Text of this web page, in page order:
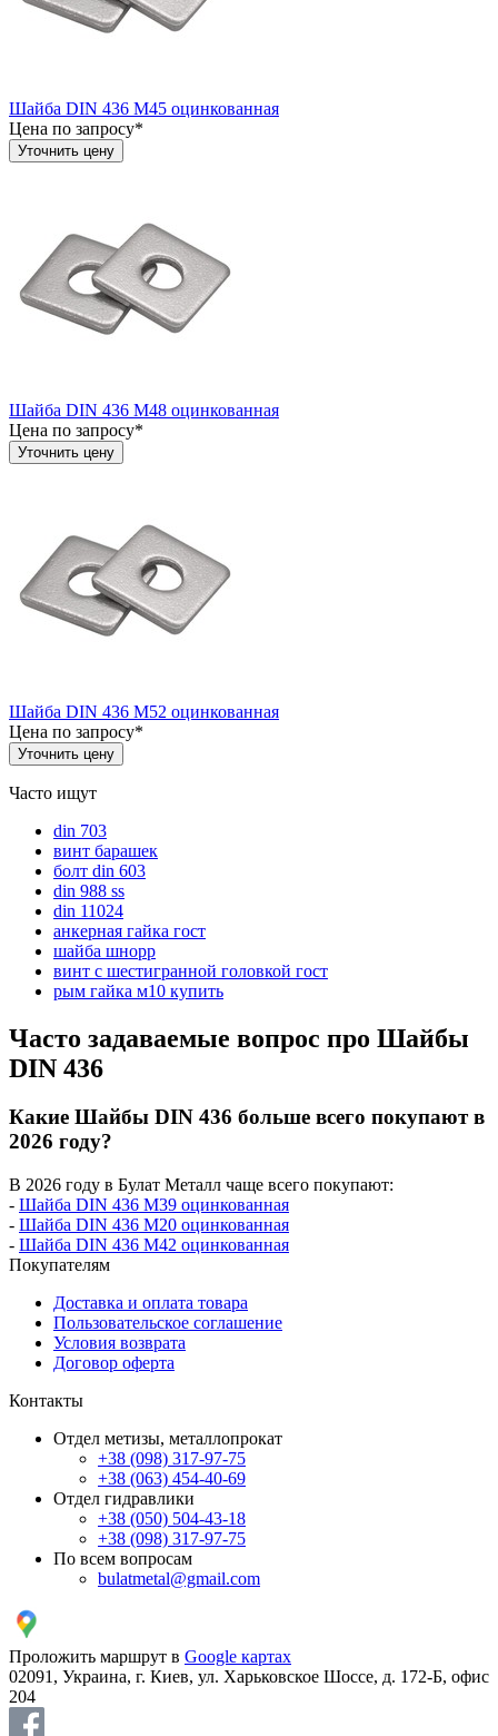
Шайба DIN 436 М45 оцинкованная
Цена по запросу*
Уточнить цену
Шайба DIN 436 М48 оцинкованная
Цена по запросу*
Уточнить цену
Шайба DIN 436 М52 оцинкованная
Цена по запросу*
Уточнить цену
Часто ищут
din 703
винт барашек
болт din 603
din 988 ss
din 11024
анкерная гайка гост
шайба шнорр
винт с шестигранной головкой гост
рым гайка м10 купить
Часто задаваемые вопрос про Шайбы
DIN 436
Какие Шайбы DIN 436 больше всего покупают в
2026 году?
В 2026 году в Булат Металл чаще всего покупают:
- Шайба DIN 436 М39 оцинкованная
- Шайба DIN 436 М20 оцинкованная
- Шайба DIN 436 М42 оцинкованная
Покупателям
Доставка и оплата товара
Пользовательское соглашение
Условия возврата
Договор оферта
Контакты
Отдел метизы, металлопрокат
+38 (098) 317-97-75
+38 (063) 454-40-69
Отдел гидравлики
+38 (050) 504-43-18
+38 (098) 317-97-75
По всем вопросам
bulatmetal@gmail.com
Проложить маршрут в Google картах
02091, Украина, г. Киев, ул. Харьковское Шоссе, д. 172-Б, офис
204